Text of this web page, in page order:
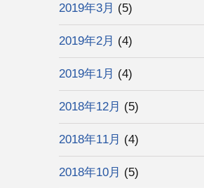
2019年3月 (5)
2019年2月 (4)
2019年1月 (4)
2018年12月 (5)
2018年11月 (4)
2018年10月 (5)